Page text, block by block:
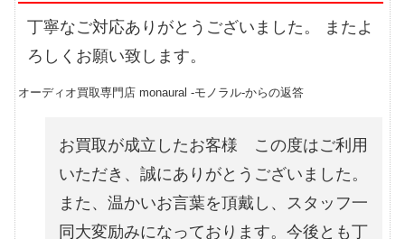
丁寧なご対応ありがとうございました。 またよ
ろしくお願い致します。
オーディオ買取専門店 monaural -モノラル-からの返答
お買取が成立したお客様 この度はご利用
いただき、誠にありがとうございました。
また、温かいお言葉を頂戴し、スタッフ一
同大変励みになっております。今後とも丁